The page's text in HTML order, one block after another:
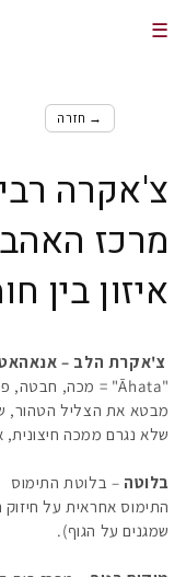
לתוכן☰
→ חזרה
צ'אקרה
מרכז
איזון בין
צ'אקרת הלב –
"Āhata" = מכה, חבטה, פגיעה
מבטא את הצליל הטהור,
שלא נגרם ממכה חיצונית,
בלוטה – בלוטת התימוס
שמגנים על הגוף).